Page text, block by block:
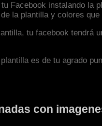
Facebook instalando la
la plantilla y colores
tu facebook tendrá
es de tu agrado
con